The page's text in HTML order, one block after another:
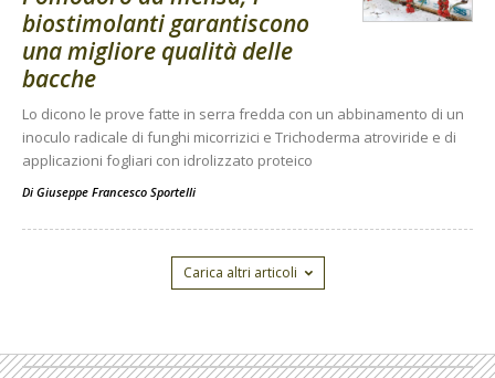
biostimolanti garantiscono
una migliore qualità delle
bacche
Lo dicono le prove fatte in serra fredda con un abbinamento di un
inoculo radicale di funghi micorrizici e Trichoderma atroviride e di
applicazioni fogliari con idrolizzato proteico
Di Giuseppe Francesco Sportelli
Carica altri articoli